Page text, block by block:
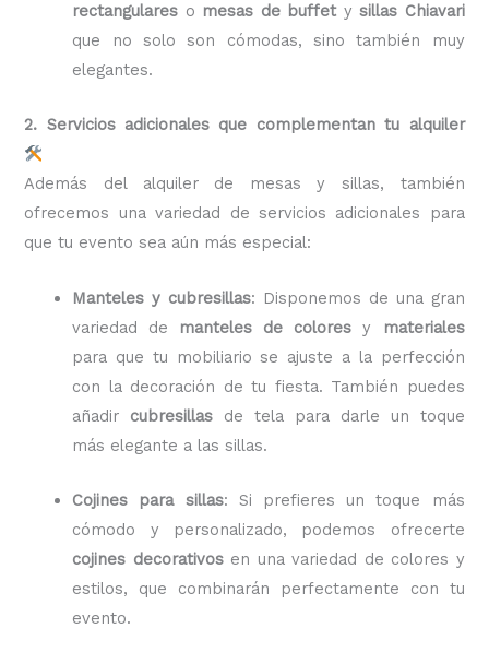
rectangulares o mesas de buffetysillas Chiavari
que no solo son cómodas, sino también muy
elegantes.
2. Servicios adicionales que complementan tu alquiler
Además del alquiler de mesas y sillas, también
ofrecemos una variedad de servicios adicionales para
que tu evento sea aún más especial:
Manteles y cubresillas: Disponemos de una gran
variedad de manteles de colores y
materiales
para que tu mobiliario se ajuste a la perfección
con la decoración de tu fiesta. También puedes
añadir cubresillas de tela para darle un toque
más elegante a las sillas.
Cojines para sillas: Si prefieres un toque más
cómodo y personalizado, podemos ofrecerte
cojines decorativosen una variedad de colores y
estilos, que combinarán perfectamente con tu
evento.